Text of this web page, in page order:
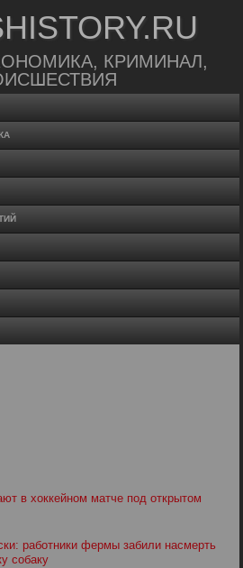
КРИМИНАЛ,
в хоккейном матче под открытом
работники фермы забили насмерть
собаку